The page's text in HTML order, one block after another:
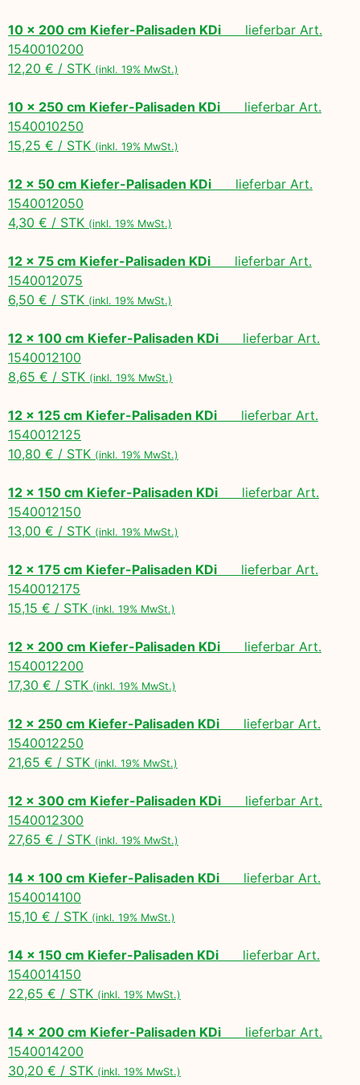
10 x 200 cm Kiefer-Palisaden KDi lieferbar Art.
1540010200
12,20 € / STK (inkl. 19% MwSt.)
10 x 250 cm Kiefer-Palisaden KDi lieferbar Art.
1540010250
15,25 € / STK (inkl. 19% MwSt.)
12 x 50 cm Kiefer-Palisaden KDi lieferbar Art.
1540012050
4,30 € / STK (inkl. 19% MwSt.)
12 x 75 cm Kiefer-Palisaden KDi lieferbar Art.
1540012075
6,50 € / STK (inkl. 19% MwSt.)
12 x 100 cm Kiefer-Palisaden KDi lieferbar Art.
1540012100
8,65 € / STK (inkl. 19% MwSt.)
12 x 125 cm Kiefer-Palisaden KDi lieferbar Art.
1540012125
10,80 € / STK (inkl. 19% MwSt.)
12 x 150 cm Kiefer-Palisaden KDi lieferbar Art.
1540012150
13,00 € / STK (inkl. 19% MwSt.)
12 x 175 cm Kiefer-Palisaden KDi lieferbar Art.
1540012175
15,15 € / STK (inkl. 19% MwSt.)
12 x 200 cm Kiefer-Palisaden KDi lieferbar Art.
1540012200
17,30 € / STK (inkl. 19% MwSt.)
12 x 250 cm Kiefer-Palisaden KDi lieferbar Art.
1540012250
21,65 € / STK (inkl. 19% MwSt.)
12 x 300 cm Kiefer-Palisaden KDi lieferbar Art.
1540012300
27,65 € / STK (inkl. 19% MwSt.)
14 x 100 cm Kiefer-Palisaden KDi lieferbar Art.
1540014100
15,10 € / STK (inkl. 19% MwSt.)
14 x 150 cm Kiefer-Palisaden KDi lieferbar Art.
1540014150
22,65 € / STK (inkl. 19% MwSt.)
14 x 200 cm Kiefer-Palisaden KDi lieferbar Art.
1540014200
30,20 € / STK (inkl. 19% MwSt.)